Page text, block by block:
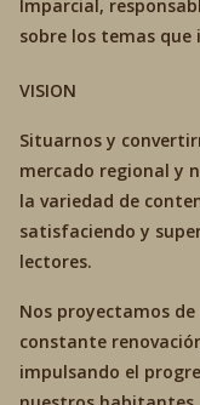
Imparcial,
sobre los temas que
VISION
Situarnos y
mercado regional y
la variedad de
satisfaciendo y
lectores.
Nos proyectamos
constante
impulsando el